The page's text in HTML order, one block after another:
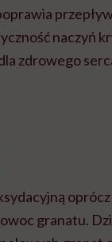
naczyń
zdrowego
granatu.